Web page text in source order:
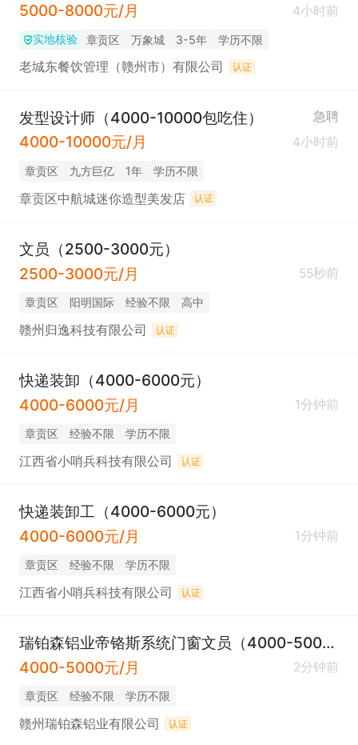
5000-8000元/月 4小时前
实地核验 章贡区 万象城 3-5年 学历不限
老城东餐饮管理（赣州市）有限公司 认证
发型设计师（4000-10000包吃住） 急聘
4000-10000元/月 4小时前
章贡区 九方巨亿 1年 学历不限
章贡区中航城迷你造型美发店 认证
文员（2500-3000元）
2500-3000元/月
55秒前
章贡区 阳明国际 经验不限 高中
赣州归逸科技有限公司 认证
快递装卸（4000-6000元）
4000-6000元/月
1分钟前
章贡区 经验不限 学历不限
江西省小哨兵科技有限公司 认证
快递装卸工（4000-6000元）
4000-6000元/月
1分钟前
章贡区 经验不限 学历不限
江西省小哨兵科技有限公司 认证
瑞铂森铝业帝铬斯系统门窗文员（4000-5000元）
4000-5000元/月
2分钟前
章贡区 经验不限 学历不限
赣州瑞铂森铝业有限公司 认证